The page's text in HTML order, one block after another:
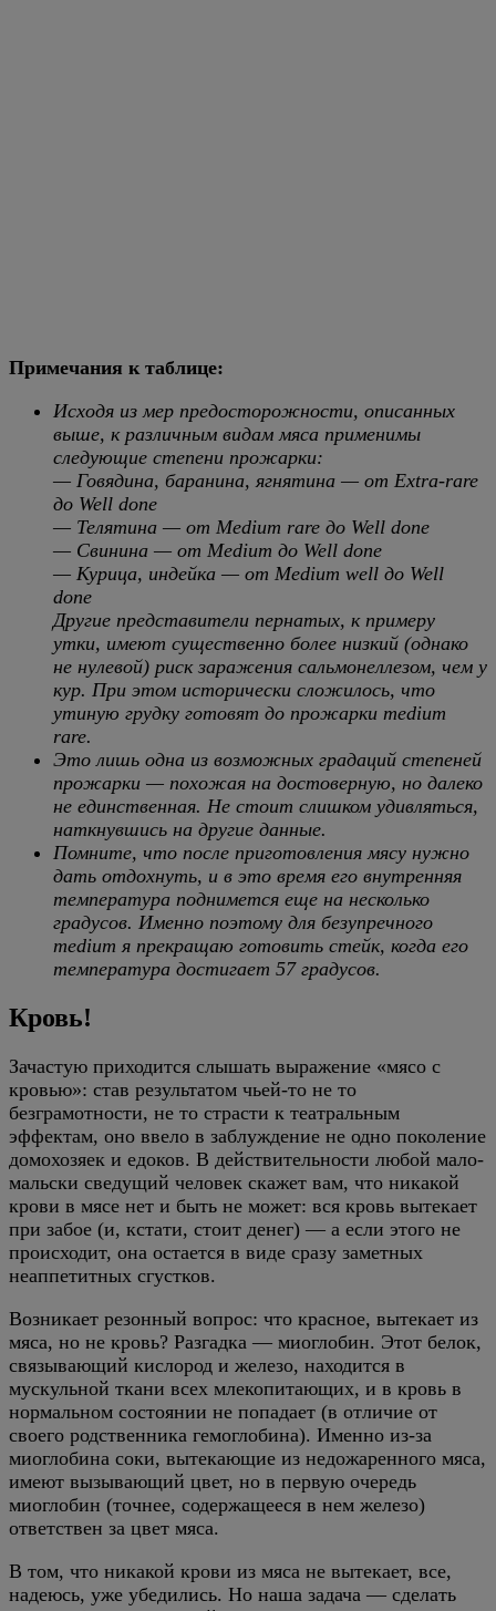
Примечания к таблице:
Исходя из мер предосторожности, описанных
выше, к различным видам мяса применимы
следующие степени прожарки:
— Говядина, баранина, ягнятина — от Extra-rare
до Well done
— Телятина — от Medium rare до Well done
— Свинина — от Medium до Well done
— Курица, индейка — от Medium well до Well
done
Другие представители пернатых, к примеру
утки, имеют существенно более низкий (однако
не нулевой) риск заражения сальмонеллезом, чем у
кур. При этом исторически сложилось, что
утиную грудку готовят до прожарки medium
rare.
Это лишь одна из возможных градаций степеней
прожарки — похожая на достоверную, но далеко
не единственная. Не стоит слишком удивляться,
наткнувшись на другие данные.
Помните, что после приготовления мясу нужно
дать отдохнуть, и в это время его внутренняя
температура поднимется еще на несколько
градусов. Именно поэтому для безупречного
medium я прекращаю готовить стейк, когда его
температура достигает 57 градусов.
Кровь!
Зачастую приходится слышать выражение «мясо с
кровью»: став результатом чьей-то не то
безграмотности, не то страсти к театральным
эффектам, оно ввело в заблуждение не одно поколение
домохозяек и едоков. В действительности любой мало-
мальски сведущий человек скажет вам, что никакой
крови в мясе нет и быть не может: вся кровь вытекает
при забое (и, кстати, стоит денег) — а если этого не
происходит, она остается в виде сразу заметных
неаппетитных сгустков.
Возникает резонный вопрос: что красное, вытекает из
мяса, но не кровь? Разгадка — миоглобин. Этот белок,
связывающий кислород и железо, находится в
мускульной ткани всех млекопитающих, и в кровь в
нормальном состоянии не попадает (в отличие от
своего родственника гемоглобина). Именно из-за
миоглобина соки, вытекающие из недожаренного мяса,
имеют вызывающий цвет, но в первую очередь
миоглобин (точнее, содержащееся в нем железо)
ответствен за цвет мяса.
В том, что никакой крови из мяса не вытекает, все,
надеюсь, уже убедились. Но наша задача — сделать